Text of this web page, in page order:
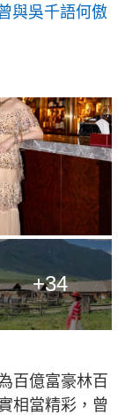
與吳千語何傲
+34
百億富豪林百
相當精彩，曾